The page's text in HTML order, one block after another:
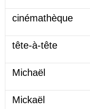
cinémathèque
tête-à-tête
Michaël
Mickaël